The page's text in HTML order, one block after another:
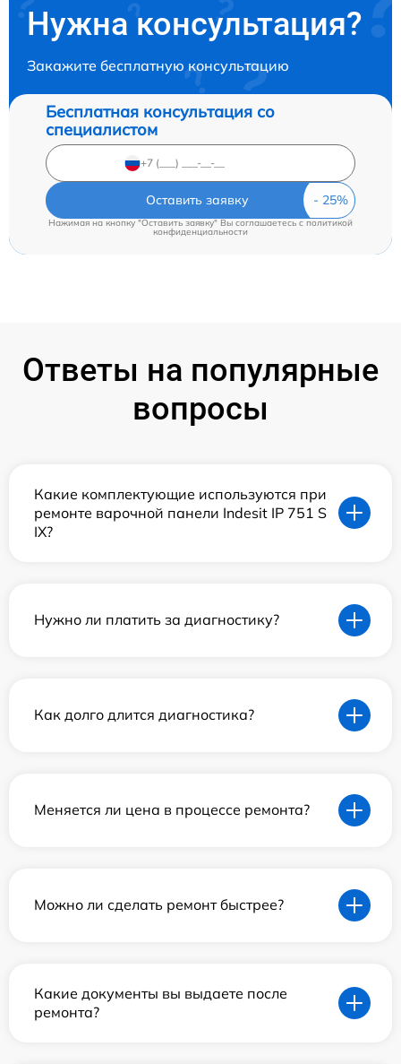
Нужна консультация?
Закажите бесплатную консультацию
Бесплатная консультация со
специалистом
Оставить заявку
Нажимая на кнопку "Оставить заявку" Вы соглашаетесь cполитикой
конфиденциальности
Ответы на популярные
вопросы
Какие комплектующие используются при
ремонте варочной панели Indesit IP 751 S
IX?
Нужно ли платить за диагностику?
Как долго длится диагностика?
Меняется ли цена в процессе ремонта?
Можно ли сделать ремонт быстрее?
Какие документы вы выдаете после
ремонта?